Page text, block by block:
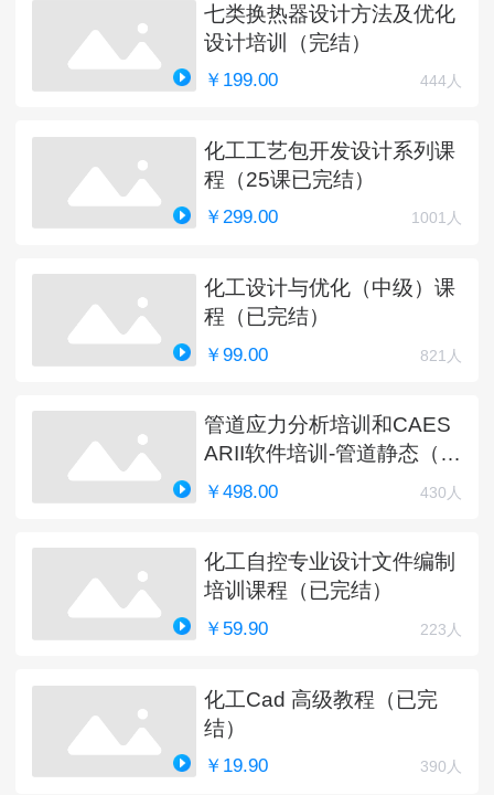
七类换热器设计方法及优化
设计培训（完结）
￥199.00 444人
化工工艺包开发设计系列课
程（25课已完结）
￥299.00 1001人
化工设计与优化（中级）课
程（已完结）
￥99.00 821人
管道应力分析培训和CAES
ARII软件培训-管道静态（完
结）
￥498.00 430人
化工自控专业设计文件编制
培训课程（已完结）
￥59.90 223人
化工Cad 高级教程（已完
结）
￥19.90 390人